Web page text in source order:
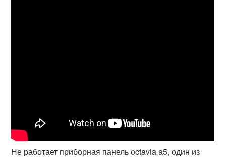
Не работает приборная панель octavia a5, один из